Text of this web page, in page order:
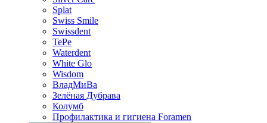
Splat
Swiss Smile
Swissdent
TePe
Waterdent
White Glo
Wisdom
ВладМиВа
Зелёная Дубрава
Колумб
Профилактика и гигиена Foramen